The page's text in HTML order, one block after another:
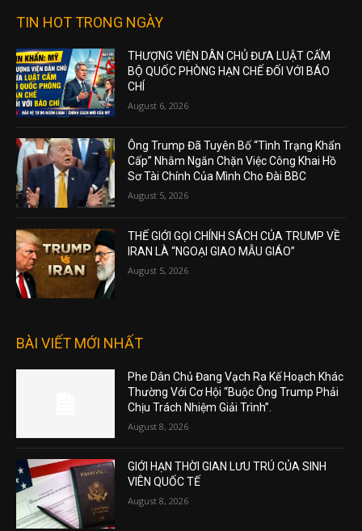
TIN HOT TRONG NGÀY
THƯỢNG VIỆN DÂN CHỦ ĐƯA LUẬT CẤM
BỘ QUỐC PHÒNG HẠN CHẾ ĐỐI VỚI BÁO
CHÍ
August 6, 2026
Ông Trump Đã Tuyên Bố “Tình Trạng Khẩn
Cấp” Nhằm Ngăn Chặn Việc Công Khai Hồ
Sơ Tài Chính Của Mình Cho Đài BBC
August 5, 2026
THẾ GIỚI GỌI CHÍNH SÁCH CỦA TRUMP VỀ
IRAN LÀ “NGOẠI GIAO MẪU GIÁO”
August 5, 2026
BÀI VIẾT MỚI NHẤT
Phe Dân Chủ Đang Vạch Ra Kế Hoạch Khác
Thường Với Cơ Hội “Buộc Ông Trump Phải
Chịu Trách Nhiệm Giải Trình”.
August 8, 2026
GIỚI HẠN THỜI GIAN LƯU TRÚ CỦA SINH
VIÊN QUỐC TẾ
August 8, 2026